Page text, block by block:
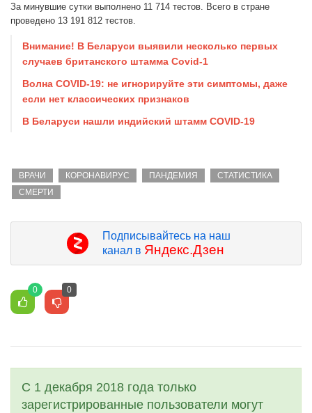
За минувшие сутки выполнено 11 714 тестов. Всего в стране
проведено 13 191 812 тестов.
Внимание! В Беларуси выявили несколько первых
случаев британского штамма Covid-1
Волна COVID-19: не игнорируйте эти симптомы, даже
если нет классических признаков
В Беларуси нашли индийский штамм COVID-19
ВРАЧИ КОРОНАВИРУС ПАНДЕМИЯ
СТАТИСТИКА
СМЕРТИ
Подписывайтесь на наш
канал в Яндекс.Дзен
0 0
С 1 декабря 2018 года только
зарегистрированные пользователи могут